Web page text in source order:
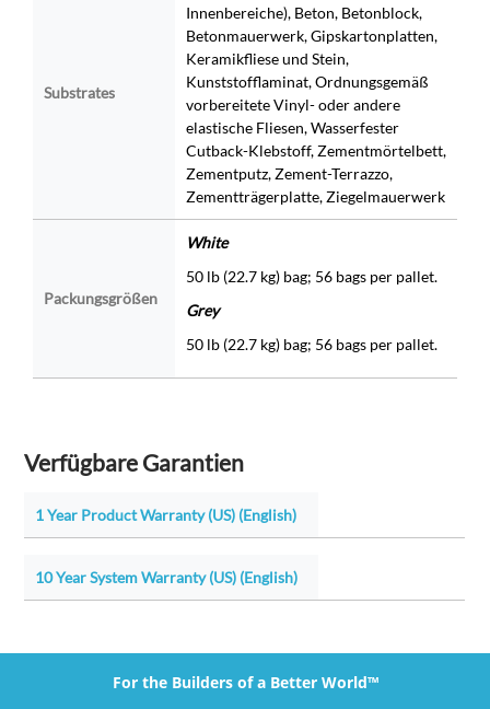
Substrates
Innenbereiche), Beton, Betonblock,
Betonmauerwerk, Gipskartonplatten,
Keramikfliese und Stein,
Kunststofflaminat, Ordnungsgemäß
vorbereitete Vinyl- oder andere
elastische Fliesen, Wasserfester
Cutback-Klebstoff, Zementmörtelbett,
Zementputz, Zement-Terrazzo,
Zementträgerplatte, Ziegelmauerwerk
Packungsgrößen
White
50 lb (22.7 kg) bag; 56 bags per pallet.
Grey
50 lb (22.7 kg) bag; 56 bags per pallet.
Verfügbare Garantien
1 Year Product Warranty (US) (English)
10 Year System Warranty (US) (English)
For the Builders of a Better World™